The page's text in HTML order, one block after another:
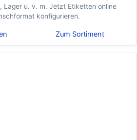
Lager u. v. m. Jetzt Etiketten online
konfigurieren.
Zum Sortiment